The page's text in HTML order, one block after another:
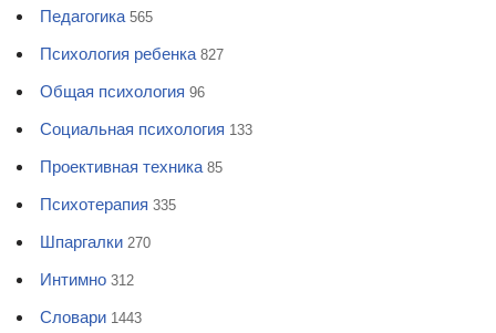
Педагогика 565
Психология ребенка 827
Общая психология 96
Социальная психология 133
Проективная техника 85
Психотерапия 335
Шпаргалки 270
Интимно 312
Словари 1443